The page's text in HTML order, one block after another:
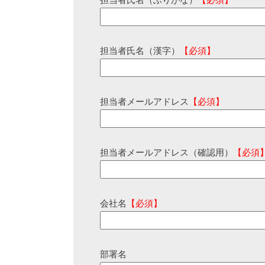
担当者氏名（漢字） 【必須】
担当者メールアドレス 【必須】
担当者メールアドレス（確認用） 【必須
会社名 【必須】
部署名